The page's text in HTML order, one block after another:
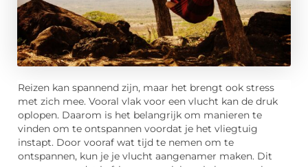
Reizen kan spannend zijn, maar het brengt ook stress
met zich mee. Vooral vlak voor een vlucht kan de druk
oplopen. Daarom is het belangrijk om manieren te
vinden om te ontspannen voordat je het vliegtuig
instapt. Door vooraf wat tijd te nemen om te
ontspannen, kun je je vlucht aangenamer maken. Dit